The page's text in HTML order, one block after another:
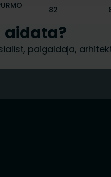
82
aidata?
paigaldaja,